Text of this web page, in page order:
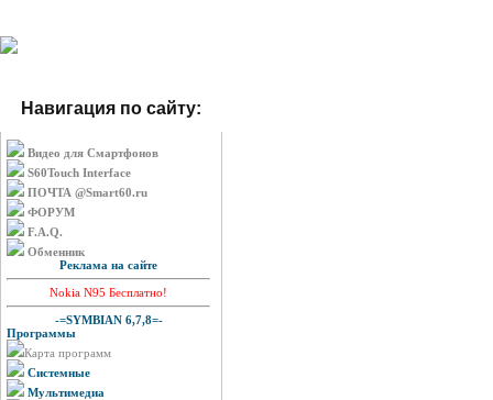
Навигация по сайту:
Видео для Смартфонов
S60Touch Interface
ПОЧТА @Smart60.ru
ФОРУМ
F.A.Q.
Обменник
Реклама на сайте
Nokia N95 Бесплатно!
-=SYMBIAN 6,7,8=-
Программы
Карта программ
Системные
Мультимедиа